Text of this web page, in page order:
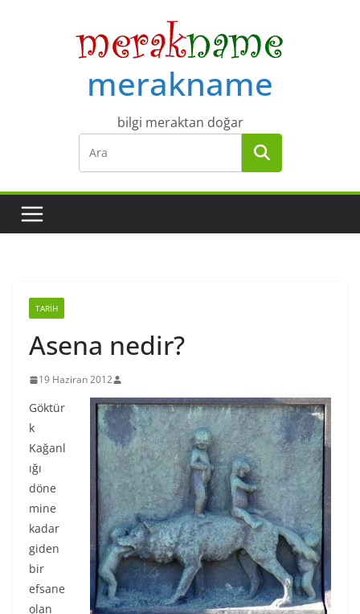
merakname
bilgi meraktan doğar
TARIH
Asena nedir?
19 Haziran 2012
Göktür
k
Kağanl
ığı
döne
mine
kadar
giden
bir
efsane
olan